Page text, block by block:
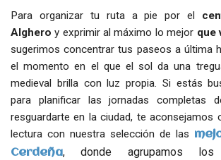
Para organizar tu ruta a pie por el
Alghero y exprimir al máximo lo mejor que
sugerimos concentrar tus paseos a última
el momento en el que el sol da una
medieval brilla con luz propia. Si estás
para planificar las jornadas completas
resguardarte en la ciudad, te aconsejamos
lectura con nuestra selección de las
Cerdeña, donde agrupamos los